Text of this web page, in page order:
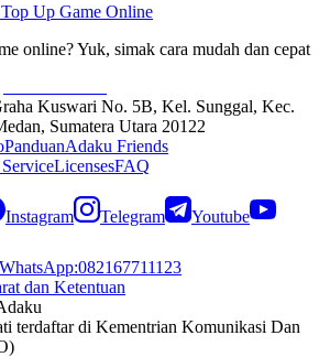
Up Game Online
online? Yuk, simak cara mudah dan cepat
Kuswari No. 5B, Kel. Sunggal, Kec.
Sumatera Utara 20122
PanduanAdaku Friends
LicensesFAQ
Instagram Telegram
Youtube
WhatsApp:082167711123
dan Ketentuan
terdaftar di Kementrian Komunikasi Dan